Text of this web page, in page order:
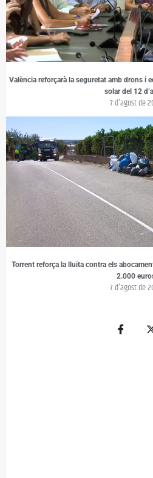
València reforçarà la seguretat amb drons i
solar del 12
7 d'agost de
Torrent reforça la lluita contra els
2.000
7 d'agost de